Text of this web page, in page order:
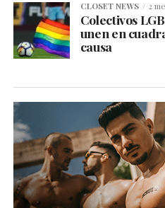
CLOSET NEWS 2
Colectivos
unen en
causa